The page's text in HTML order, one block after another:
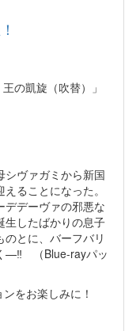
の凱旋（吹替）」
シヴァガミから新国
ることになった。
デデーヴァの邪悪な
生したばかりの息子
とに、バーフバリ
—‼ （Blue-rayパッ
をお楽しみに！